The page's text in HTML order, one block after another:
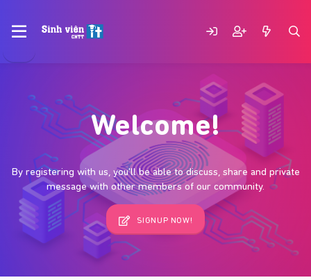
Welcome!
By registering with us, you'll be able to discuss, share and private
message with other members of our community.
SIGNUP NOW!